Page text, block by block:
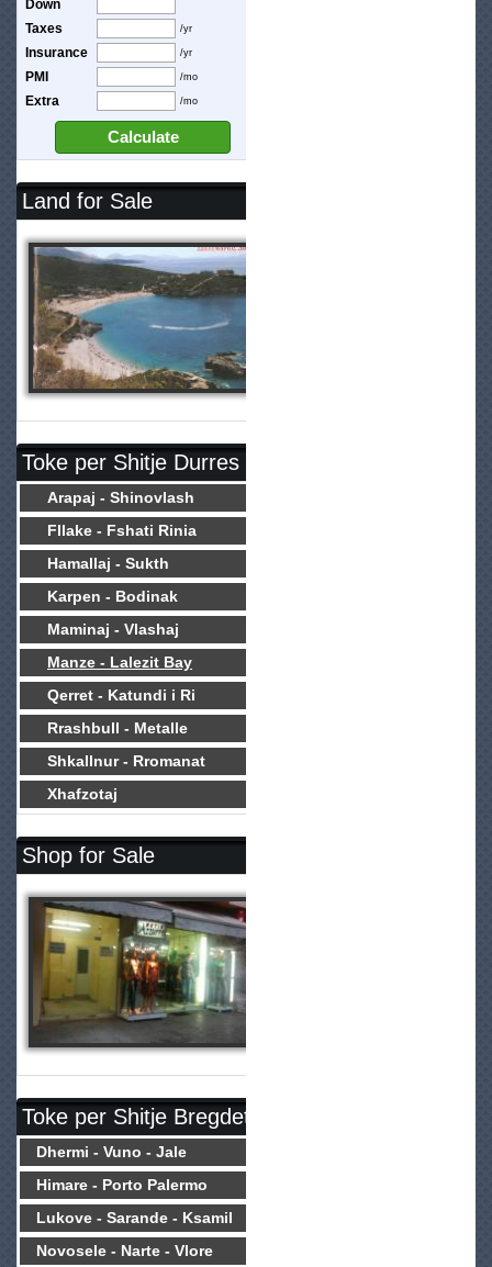
Down
Taxes
/yr
Insurance /yr
PMI /mo
Extra /mo
Calculate
Land for Sale
Toke per Shitje Durres
Arapaj - Shinovlash
Fllake - Fshati Rinia
Hamallaj - Sukth
Karpen - Bodinak
Maminaj - Vlashaj
Manze - Lalezit Bay
Qerret - Katundi i Ri
Rrashbull - Metalle
Shkallnur - Rromanat
Xhafzotaj
Shop for Sale
Toke per Shitje Bregdet
Dhermi - Vuno - Jale
Himare - Porto Palermo
Lukove - Sarande - Ksamil
Novosele - Narte - Vlore